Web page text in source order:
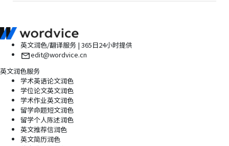
英文润色/翻译服务 | 365日24小时提供
edit@wordvice.cn
英文润色服务
学术英语论文润色
学位论文英文润色
学术作业英文润色
留学命题短文润色
留学个人陈述润色
英文推荐信润色
英文简历润色